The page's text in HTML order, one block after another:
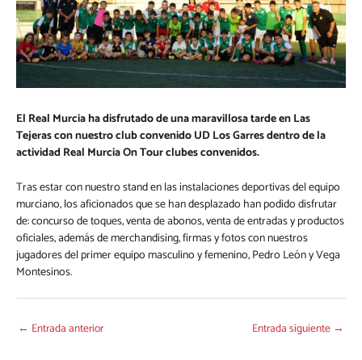
El Real Murcia ha disfrutado de una maravillosa tarde en Las
Tejeras con nuestro club convenido UD Los Garres dentro de la
actividad Real Murcia On Tour clubes convenidos.
Tras estar con nuestro stand en las instalaciones deportivas del equipo
murciano, los aficionados que se han desplazado han podido disfrutar
de: concurso de toques, venta de abonos, venta de entradas y productos
oficiales, además de merchandising, firmas y fotos con nuestros
jugadores del primer equipo masculino y femenino, Pedro León y Vega
Montesinos.
← Entrada anterior Entrada siguiente →